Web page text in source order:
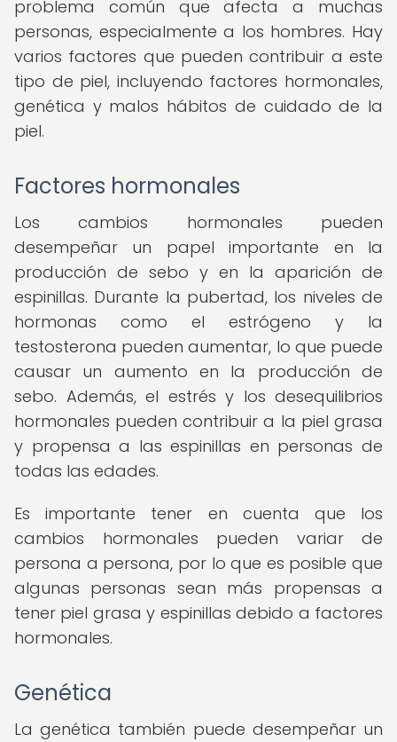
problema común que afecta a muchas
personas, especialmente a los hombres. Hay
varios factores que pueden contribuir a este
tipo de piel, incluyendo factores hormonales,
genética y malos hábitos de cuidado de la
piel.
Factores hormonales
Los cambios hormonales pueden
desempeñar un papel importante en la
producción de sebo y en la aparición de
espinillas. Durante la pubertad, los niveles de
hormonas como el estrógeno y la
testosterona pueden aumentar, lo que puede
causar un aumento en la producción de
sebo. Además, el estrés y los desequilibrios
hormonales pueden contribuir a la piel grasa
y propensa a las espinillas en personas de
todas las edades.
Es importante tener en cuenta que los
cambios hormonales pueden variar de
persona a persona, por lo que es posible que
algunas personas sean más propensas a
tener piel grasa y espinillas debido a factores
hormonales.
Genética
La genética también puede desempeñar un